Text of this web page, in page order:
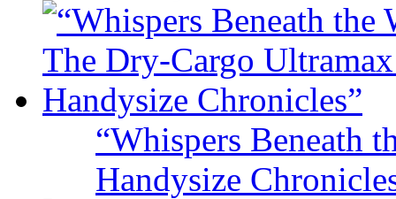
“Whispers Beneath
Handysize